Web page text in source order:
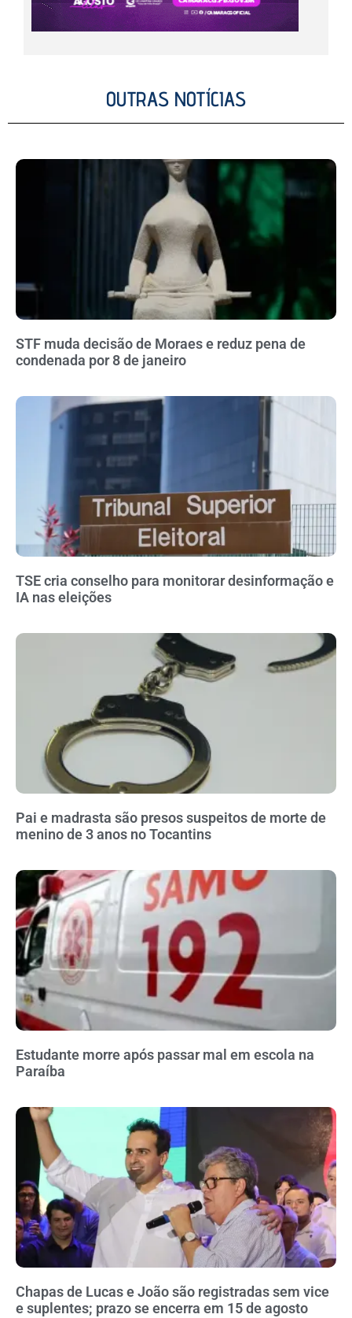
OUTRAS NOTÍCIAS
STF muda decisão de Moraes e reduz pena de
condenada por 8 de janeiro
TSE cria conselho para monitorar desinformação e
IA nas eleições
Pai e madrasta são presos suspeitos de morte de
menino de 3 anos no Tocantins
Estudante morre após passar mal em escola na
Paraíba
Chapas de Lucas e João são registradas sem vice
e suplentes; prazo se encerra em 15 de agosto